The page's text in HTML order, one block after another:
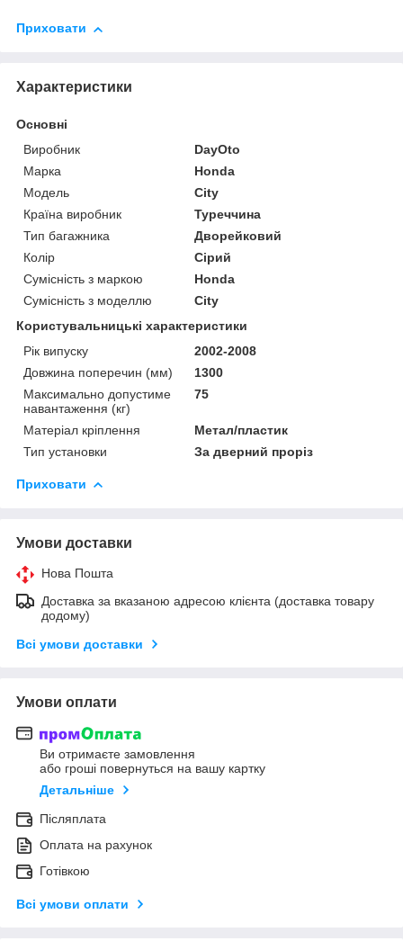
Приховати
Характеристики
Основні
Виробник
DayOto
Марка
Honda
Модель
City
Країна виробник
Туреччина
Тип багажника
Дворейковий
Колір
Сірий
Сумісність з маркою
Honda
Сумісність з моделлю
City
Користувальницькі характеристики
Рік випуску
2002-2008
Довжина поперечин (мм)
1300
Максимально допустиме
навантаження (кг)
75
Матеріал кріплення
Метал/пластик
Тип установки
За дверний проріз
Приховати
Умови доставки
Нова Пошта
Доставка за вказаною адресою клієнта (доставка товару
додому)
Всі умови доставки
Умови оплати
Ви отримаєте замовлення
або гроші повернуться на вашу картку
Детальніше
Післяплата
Оплата на рахунок
Готівкою
Всі умови оплати